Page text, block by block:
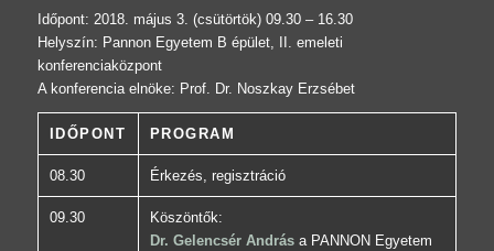
Időpont: 2018. május 3. (csütörtök) 09.30 – 16.30
Helyszín: Pannon Egyetem B épület, II. emeleti
konferenciaközpont
A konferencia elnöke: Prof. Dr. Noszkay Erzsébet
IDŐPONT PROGRAM
08.30 Érkezés, regisztráció
09.30
Köszöntők:
Dr. Gelencsér Andrása PANNON Egyetem